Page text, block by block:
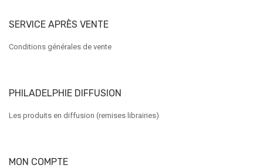
SERVICE APRÈS VENTE
Conditions générales de vente
PHILADELPHIE DIFFUSION
Les produits en diffusion (remises librairies)
MON COMPTE